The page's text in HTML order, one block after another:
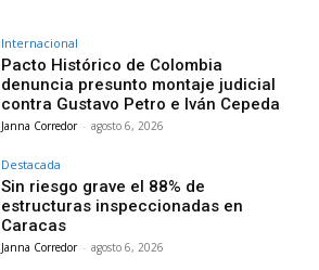
Internacional
Pacto Histórico de Colombia
denuncia presunto montaje judicial
contra Gustavo Petro e Iván Cepeda
Janna Corredor - agosto 6, 2026
Destacada
Sin riesgo grave el 88% de
estructuras inspeccionadas en
Caracas
Janna Corredor - agosto 6, 2026